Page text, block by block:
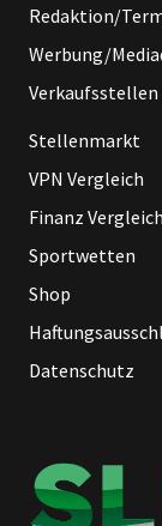
Redaktion/
Werbung/
Verkaufsstellen
Stellenmarkt
VPN Vergleich
Finanz Vergleich
Sportwetten
Shop
Datenschutz